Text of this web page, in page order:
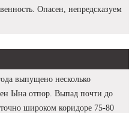
Опасен, непредсказуем
выпущено несколько
Ына отпор. Выпад почти до
широком коридоре 75-80